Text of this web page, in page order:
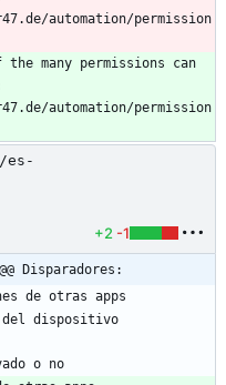
automation/permission
many permissions can
automation/permission
es-
+2 -1
Disparadores:
dispositivo